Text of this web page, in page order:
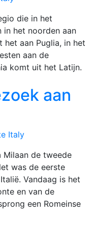
die in het
in het noorden aan
het aan Puglia, in het
aan de
komt uit het Latijn.
aan
Italy
Milaan de tweede
was de eerste
Vandaag is het
en van de
een Romeinse